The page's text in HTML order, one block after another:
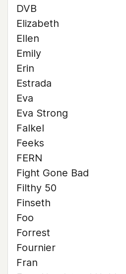
DVB
Elizabeth
Ellen
Emily
Erin
Estrada
Eva
Eva Strong
Falkel
Feeks
FERN
Fight Gone Bad
Filthy 50
Finseth
Foo
Forrest
Fournier
Fran